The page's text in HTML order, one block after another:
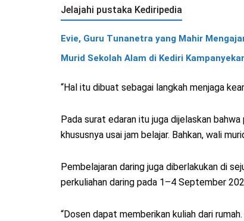
Jelajahi pustaka Kediripedia
Evie, Guru Tunanetra yang Mahir
Murid Sekolah Alam di Kediri
“Hal itu dibuat sebagai langkah menjaga
Pada surat edaran itu juga dijelaskan
khususnya usai jam belajar. Bahkan, wali
Pembelajaran daring juga diberlakukan di
perkuliahan daring pada 1–4 September
“Dosen dapat memberikan kuliah dari